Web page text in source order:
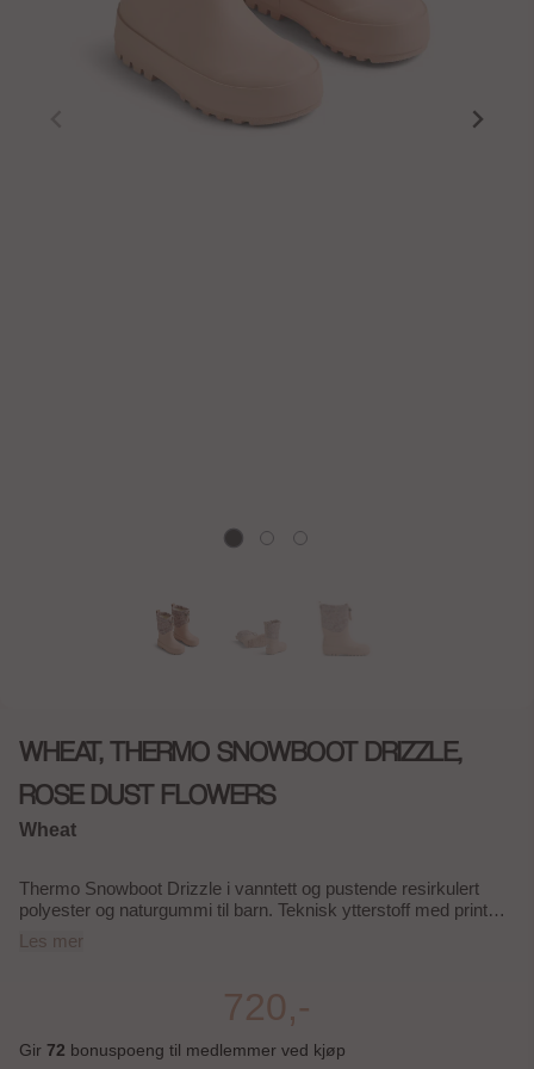
WHEAT, THERMO SNOWBOOT DRIZZLE,
ROSE DUST FLOWERS
Wheat
Thermo Snowboot Drizzle i vanntett og pustende resirkulert
polyester og naturgummi til barn. Teknisk ytterstoff med print
Fôr i ullblanding og resirkulert polyester Justerbar nylonsnor
med metallstopper øverst Reflekterende logobadge Slitesterk
vanntett og pustende overmateriale i resirkulert polyester med
kalde værforhold. Fôret i ullblanding gir ekstra varme, mens den
Les mer
720,-
Gir 72 bonuspoeng til medlemmer ved kjøp